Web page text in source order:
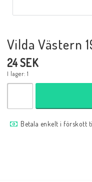
Samlartillbehör
Vilda Västern
24 SEK
I lager: 1
Betala enkelt i förskott